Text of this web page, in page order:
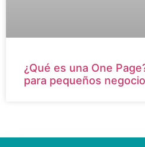
¿Qué es una One
para pequeños